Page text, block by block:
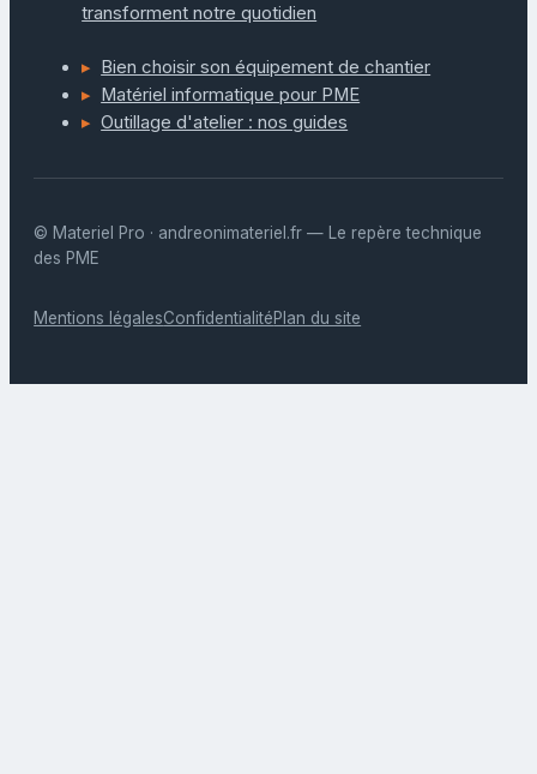
transforment notre quotidien
Bien choisir son équipement de chantier
Matériel informatique pour PME
Outillage d'atelier : nos guides
© Materiel Pro · andreonimateriel.fr — Le repère technique
des PME
Mentions légalesConfidentialitéPlan du site